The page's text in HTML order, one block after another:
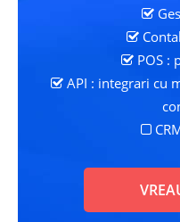
POS :
API : integrari cu